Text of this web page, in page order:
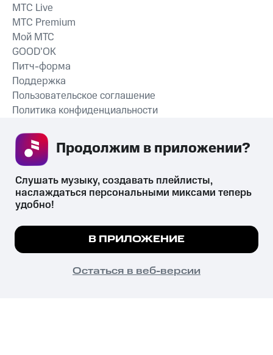
СКАЧАТЬ ПРИЛОЖЕНИЕ
MTС Live
MTС Premium
Мой МТС
GOOD’OK
Питч-форма
Поддержка
Пользовательское соглашение
Политика конфиденциальности
психотропных веществ, их аналогов причиняет вред здоровью,
их незаконный оборот запрещён и влечёт установленную
законодательством ответственность.
© 2026 ООО «КИОН».
Все права защищены
Мы используем куки, чтобы на сайте все
Подробнее
ПОНЯТНО
Слушать музыку, создавать плейлисты,
наслаждаться персональными миксами теперь
удобно!
В ПРИЛОЖЕНИЕ
Остаться в веб-версии